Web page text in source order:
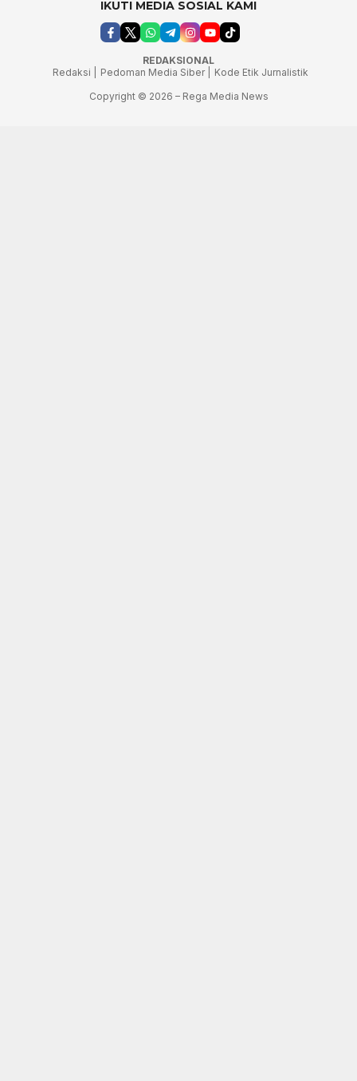
IKUTI MEDIA SOSIAL KAMI
REDAKSIONAL
Redaksi |
Pedoman Media Siber |
Kode Etik Jurnalistik
Copyright © 2026 – Rega Media News